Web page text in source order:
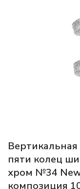
пяти колец
хром №34
композиция